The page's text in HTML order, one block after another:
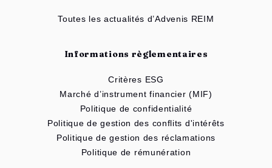
Toutes les actualités d’Advenis REIM
Informations règlementaires
Critères ESG
Marché d’instrument financier (MIF)
Politique de confidentialité
Politique de gestion des conflits d'intérêts
Politique de gestion des réclamations
Politique de rémunération